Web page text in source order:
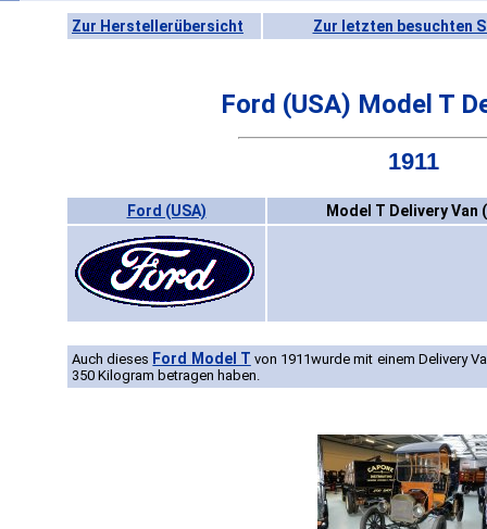
Zur Herstellerübersicht Zur letzten besuchten
Ford (USA) Model T
1911
Ford (USA) Model T Delivery Van
Auch dieses Ford Model T von 1911wurde mit einem Delivery
350 Kilogram betragen haben.